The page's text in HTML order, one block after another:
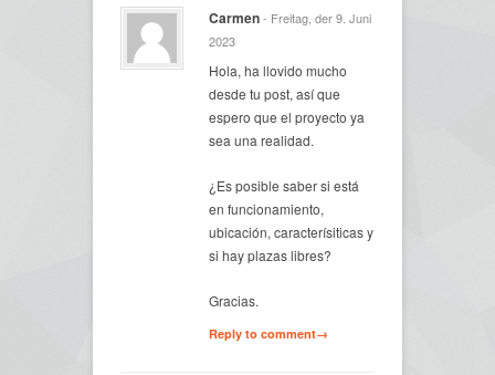
Carmen- Freitag, der 9. Juni
2023
Hola, ha llovido mucho
desde tu post, así que
espero que el proyecto ya
sea una realidad.
¿Es posible saber si está
en funcionamiento,
ubicación, caracterísiticas y
si hay plazas libres?
Gracias.
Reply to comment→